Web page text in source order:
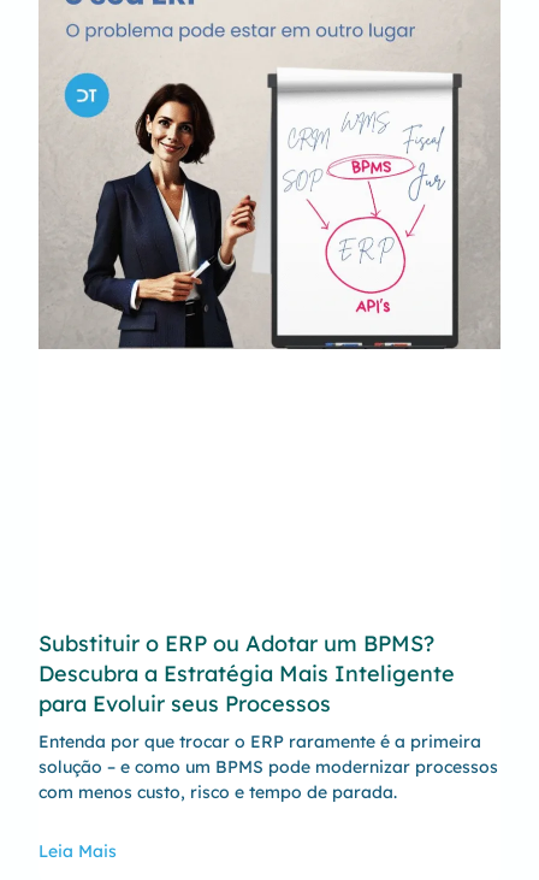
Substituir o ERP ou Adotar um BPMS?
Descubra a Estratégia Mais Inteligente
para Evoluir seus Processos
Entenda por que trocar o ERP raramente é a primeira
solução – e como um BPMS pode modernizar processos
com menos custo, risco e tempo de parada.
Leia Mais